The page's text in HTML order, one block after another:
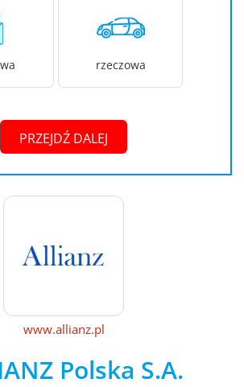
rzeczowa
PRZEJDŹ DALEJ
www.allianz.pl
Polska S.A.